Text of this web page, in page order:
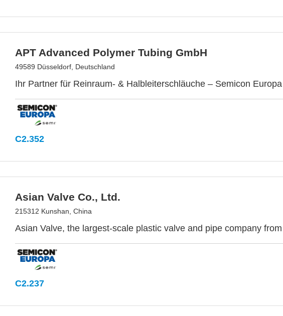
APT Advanced Polymer Tubing GmbH
49589 Düsseldorf, Deutschland
Ihr Partner für Reinraum- & Halbleiterschläuche – Semicon
C2.352
Asian Valve Co., Ltd.
215312 Kunshan, China
Asian Valve, the largest-scale plastic valve and pipe company
C2.237